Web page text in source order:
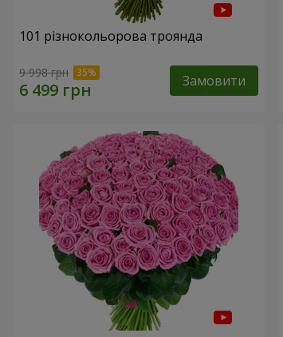
101 різнокольорова троянда
9 998 грн Замовити